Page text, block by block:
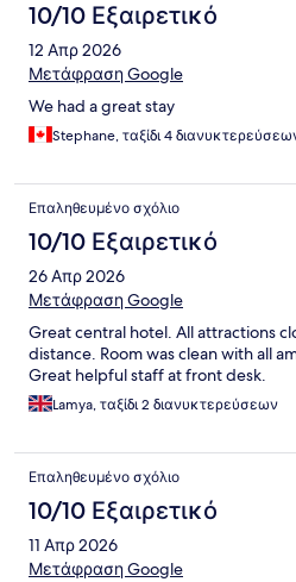
10/10 Εξαιρετικό
12 Απρ 2026
Μετάφραση Google
We had a great stay
Stephane, ταξίδι 4
Επαληθευμένο σχόλιο
10/10 Εξαιρετικό
26 Απρ 2026
Μετάφραση Google
Great central hotel. All attractions
distance. Room was clean with all
Great helpful staff at front desk.
Lamya, ταξίδι 2 διανυκτερεύσεων
Επαληθευμένο σχόλιο
10/10 Εξαιρετικό
11 Απρ 2026
Μετάφραση Google